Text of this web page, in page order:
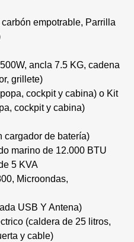
empotrable, Parrilla
ancla 7.5 KG, cadena
grillete)
cockpit y cabina) o Kit
cockpit y cabina)
cargador de batería)
marino de 12.000 BTU
5 KVA
Microondas,
USB Y Antena)
(caldera de 25 litros,
y cable)